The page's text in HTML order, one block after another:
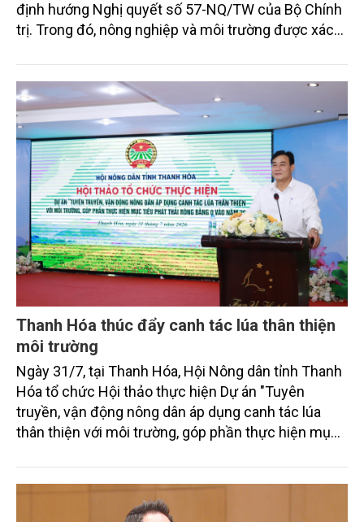
định hướng Nghị quyết số 57-NQ/TW của Bộ Chính
trị. Trong đó, nông nghiệp và môi trường được xác
sắc bởi các tiến bộ công nghệ và cam kết bền vững
toàn cầu, đặc biệt là mục tiêu đưa phát thải ròng
bằng 0 (Net-Zero) vào năm 2050.
Thanh Hóa thúc đẩy canh tác lúa thân thiện
môi trường
Ngày 31/7, tại Thanh Hóa, Hội Nông dân tỉnh Thanh
Hóa tổ chức Hội thảo thực hiện Dự án "Tuyên
truyền, vận động nông dân áp dụng canh tác lúa
thân thiện với môi trường, góp phần thực hiện mục
trình thu hút sự tham gia của đông đảo đại biểu đến
từ các cơ quan quản lý nhà nước, đơn vị nghiên cứu,
doanh nghiệp, hợp tác xã và nông dân đang trực